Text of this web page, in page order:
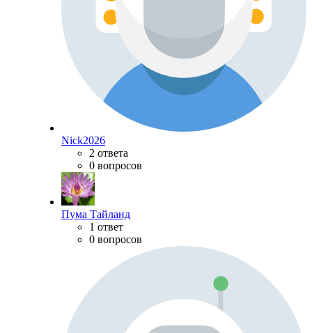
Nick2026
2 ответа
0 вопросов
Пума Тайланд
1 ответ
0 вопросов